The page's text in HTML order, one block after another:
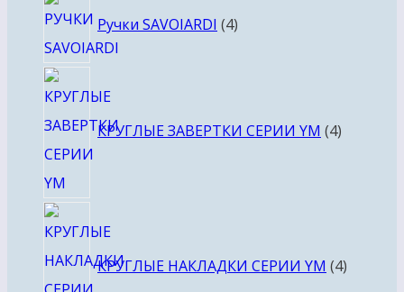
Ручки SAVOIARDI 4товара
КРУГЛЫЕ ЗАВЕРТКИ СЕРИИ YM 4
КРУГЛЫЕ НАКЛАДКИ СЕРИИ YM 4